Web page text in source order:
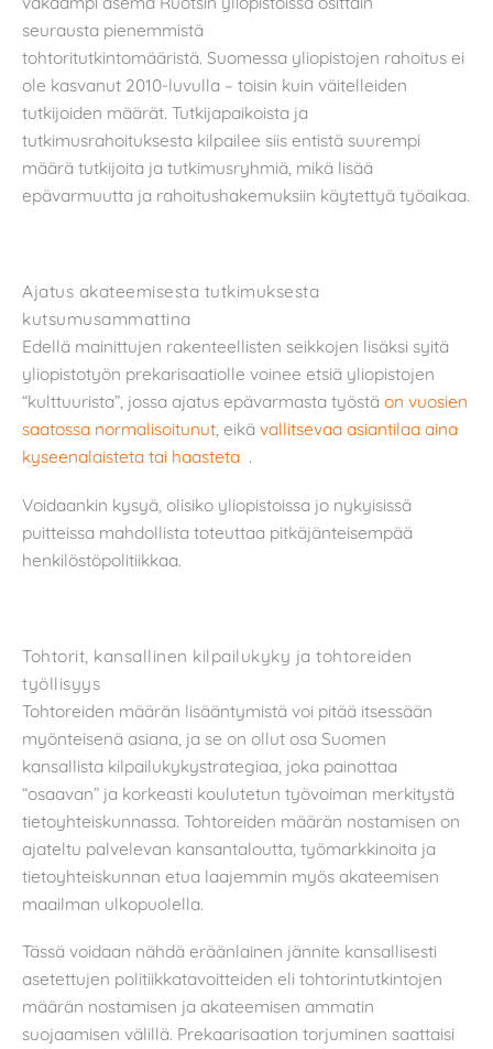
seurausta pienemmistä
tohtoritutkintomääristä. Suomessa yliopistojen rahoitus ei
ole kasvanut 2010-luvulla – toisin kuin väitelleiden
tutkijoiden määrät. Tutkijapaikoista ja
tutkimusrahoituksesta kilpailee siis entistä suurempi
määrä tutkijoita ja tutkimusryhmiä, mikä lisää
epävarmuutta ja rahoitushakemuksiin käytettyä työaikaa.
Ajatus akateemisesta tutkimuksesta
kutsumusammattina
Edellä mainittujen rakenteellisten seikkojen lisäksi syitä
yliopistotyön prekarisaatiolle voinee etsiä yliopistojen
“kulttuurista”, jossa ajatus epävarmasta työstä on vuosien
saatossa normalisoitunut , eikä vallitsevaa asiantilaa aina
kyseenalaisteta tai haasteta .
Voidaankin kysyä, olisiko yliopistoissa jo nykyisissä
puitteissa mahdollista toteuttaa pitkäjänteisempää
henkilöstöpolitiikkaa.
Tohtorit, kansallinen kilpailukyky ja tohtoreiden
työllisyys
Tohtoreiden määrän lisääntymistä voi pitää itsessään
myönteisenä asiana, ja se on ollut osa Suomen
kansallista kilpailukykystrategiaa, joka painottaa
“osaavan” ja korkeasti koulutetun työvoiman merkitystä
tietoyhteiskunnassa. Tohtoreiden määrän nostamisen on
ajateltu palvelevan kansantaloutta, työmarkkinoita ja
tietoyhteiskunnan etua laajemmin myös akateemisen
maailman ulkopuolella.
Tässä voidaan nähdä eräänlainen jännite kansallisesti
asetettujen politiikkatavoitteiden eli tohtorintutkintojen
määrän nostamisen ja akateemisen ammatin
suojaamisen välillä. Prekaarisaation torjuminen saattaisi